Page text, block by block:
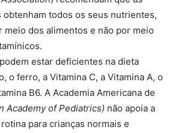
obtenham todos os seus nutrientes,
meio dos alimentos e não por meio
estar deficientes na dieta
o ferro, a Vitamina C, a Vitamina A, o
B6. A Academia Americana de
Academy of Pediatrics) não apoia a
para crianças normais e